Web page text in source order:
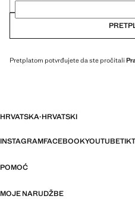
Pretplatom potvrđujete da ste pročitali
HRVATSKA·HRVATSKI
INSTAGRAMFACEBOOKYOUTUBE
POMOĆ
MOJE NARUDŽBE